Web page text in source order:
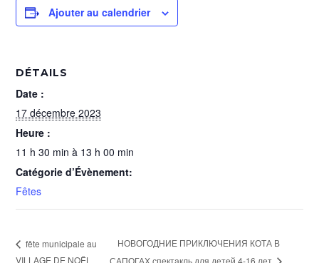
Ajouter au calendrier
DÉTAILS
Date :
17 décembre 2023
Heure :
11 h 30 min à 13 h 00 min
Catégorie d’Évènement:
Fêtes
fête municipale au
VILLAGE DE NOËL
НОВОГОДНИЕ ПРИКЛЮЧЕНИЯ КОТА В